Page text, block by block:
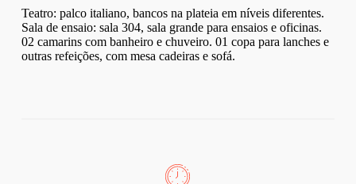
Teatro: palco italiano, bancos na plateia em níveis diferentes.
Sala de ensaio: sala 304, sala grande para ensaios e oficinas.
02 camarins com banheiro e chuveiro. 01 copa para lanches e
outras refeições, com mesa cadeiras e sofá.